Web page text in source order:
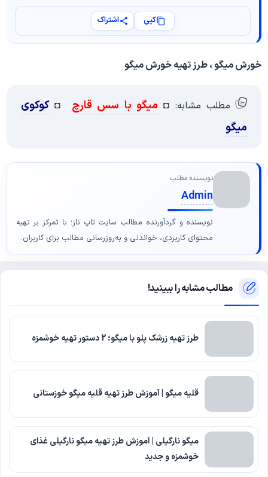
کپی اشتراک
خورش میگو ، طرز تهیه خورش میگو
مطلب مشابه: ◘ میگو با سس قارچ ◘کوکوی
میگو
نویسنده مطلب
Admin
نویسنده و گردآورنده مطالب سایت تاپ ناز؛ با تمرکز بر تهیه
محتوای کاربردی، خواندنی و به‌روزرسانی مطالب برای کاربران.
مطالب مشابه را ببینید!
طرز تهیه زرشک‌ پلو با میگو؛ 2 دستور تهیه خوشمزه
قلیه میگو | آموزش طرز تهیه قلیه میگو خوزستانی
میگو نارگیلی | آموزش طرز تهیه میگو نارگیلی غذای
خوشمزه و جدید